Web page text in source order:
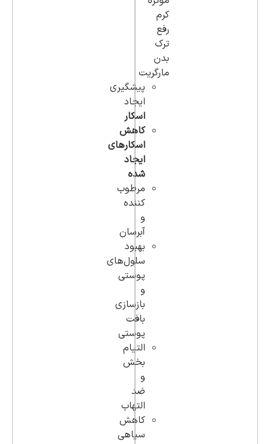
کرم
رفع
ترک
بدن
مارگریت
پیشگیری
ایجاد
اسکار
کاهش
اسکار‌های
ایجاد
شده
مرطوب
کننده
و
آبرسان
بهبود
سلول‌های
پوستی
و
بازسازی
بافت
پوستی
التیام
بخش
و
ضد
التهاب
کاهش
سیاهی